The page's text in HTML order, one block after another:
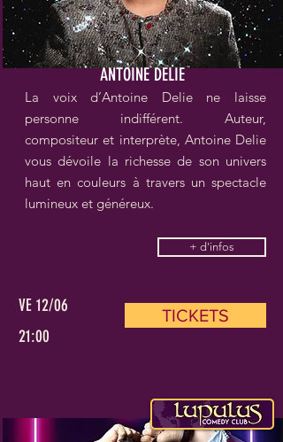
ANTOINE DELIE
La voix d’Antoine Delie ne laisse
personne indifférent. Auteur,
compositeur et interprète, Antoine Delie
vous dévoile la richesse de son univers
haut en couleurs à travers un spectacle
lumineux et généreux.
+ d'infos
VE 12/06
21:00
TICKETS